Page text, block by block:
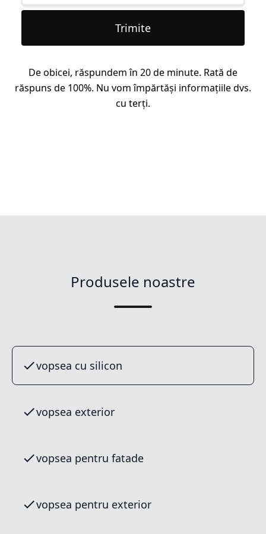
Trimite
De obicei, răspundem în 20 de minute. Rată de
răspuns de 100%. Nu vom împărtăși informațiile dvs.
cu terți.
Produsele noastre
vopsea cu silicon
vopsea exterior
vopsea pentru fatade
vopsea pentru exterior